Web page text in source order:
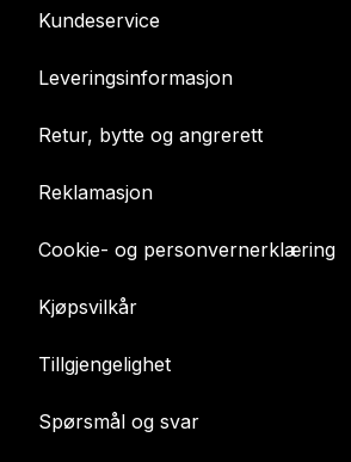
Kundeservice
Leveringsinformasjon
Retur, bytte og angrerett
Reklamasjon
Cookie- og personvernerklæring
Kjøpsvilkår
Tillgjengelighet
Spørsmål og svar